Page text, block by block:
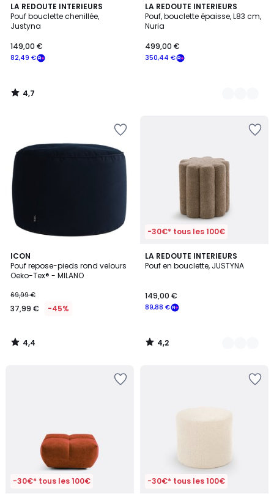
LA REDOUTE INTERIEURS
Pouf bouclette chenillée,
Justyna
82,49 €
149,00 €
4,7
/ 5
4,7
/
LA REDOUTE INTERIEURS
Pouf, bouclette épaisse, L83 cm,
Nuria
350,44 €
499,00 €
4
Couleurs
ICON
Pouf repose-pieds rond velours
Oeko-Tex® - MILANO
69,99 €
37,99 € -45%
4,4
/ 5
4,4
/
-30€* tous les 100€
LA REDOUTE INTERIEURS
Pouf en bouclette, JUSTYNA
89,88 €
149,00 €
4,2
/ 5
2
Couleurs
4,2
/
-30€* tous les 100€ -30€* tous les 100€